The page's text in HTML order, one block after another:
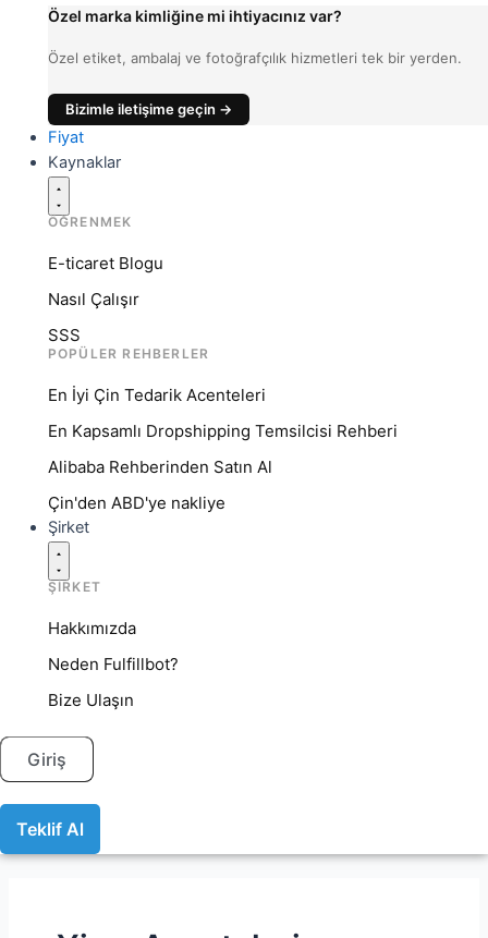
Özel marka kimliğine mi ihtiyacınız var?
Özel etiket, ambalaj ve fotoğrafçılık hizmetleri tek bir yerden.
Bizimle iletişime geçin →
Fiyat
Kaynaklar
ÖĞRENMEK
E-ticaret Blogu
Nasıl Çalışır
SSS
POPÜLER REHBERLER
En İyi Çin Tedarik Acenteleri
En Kapsamlı Dropshipping Temsilcisi Rehberi
Alibaba Rehberinden Satın Al
Çin'den ABD'ye nakliye
Şirket
ŞIRKET
Hakkımızda
Neden Fulfillbot?
Bize Ulaşın
Giriş
Teklif Al